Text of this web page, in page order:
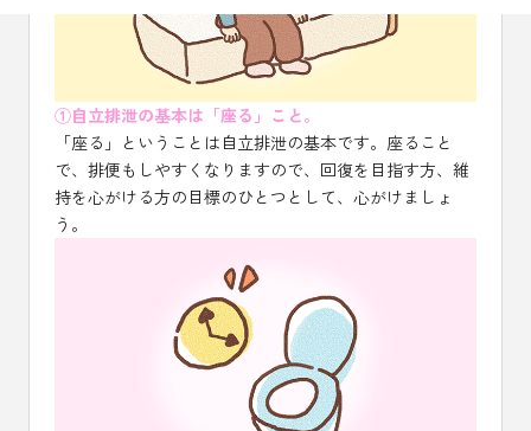
①自立排泄の基本は「座る」こと。
「座る」ということは自立排泄の基本です。座ること
で、排便もしやすくなりますので、回復を目指す方、維
持を心がける方の目標のひとつとして、心がけましょ
う。